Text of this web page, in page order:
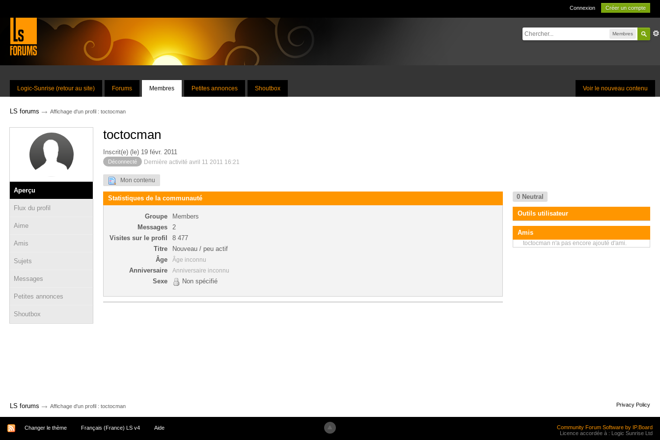
Connexion Créer un compte
Membres
Voir le nouveau contenu
Logic-Sunrise (retour au site) Forums Membres Petites annonces Shoutbox
LS forums → Affichage d'un profil : toctocman
Aperçu
Flux du profil
Aime
Amis
Sujets
Messages
Petites annonces
Shoutbox
toctocman
Inscrit(e) (le) 19 févr. 2011
Déconnecté Dernière activité avril 11 2011 16:21
Mon contenu
Statistiques de la communauté
Groupe
Members
Messages
2
Visites sur le profil
8 477
Titre
Nouveau / peu actif
Âge
Âge inconnu
Anniversaire Anniversaire inconnu
Sexe Non spécifié
0 Neutral
Outils utilisateur
Amis
toctocman n'a pas encore ajouté d'ami.
LS forums → Affichage d'un profil : toctocman Privacy Policy
Changer le thème Français (France) LS v4 Aide
Community Forum Software by IP.Board
Licence accordée à : Logic Sunrise Ltd